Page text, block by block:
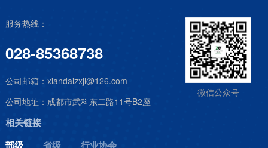
服务热线：
028-85368738
公司邮箱： xiandaizxjl@126.com
公司地址： 成都市武科东二路11号B2座
微信公众号
相关链接
部级
省级 行业协会